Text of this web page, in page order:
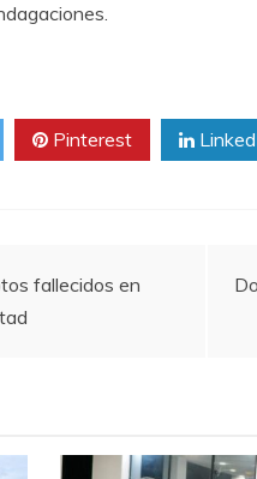
Pinterest
fallecidos en